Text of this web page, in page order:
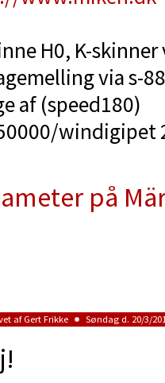
H0, K-
via s-
af (speed180)
windigipet
på
afGert Frikke Søndag d. 20/3/